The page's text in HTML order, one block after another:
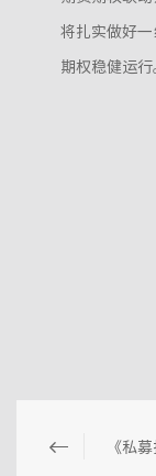
将扎实做好
期权稳健运行